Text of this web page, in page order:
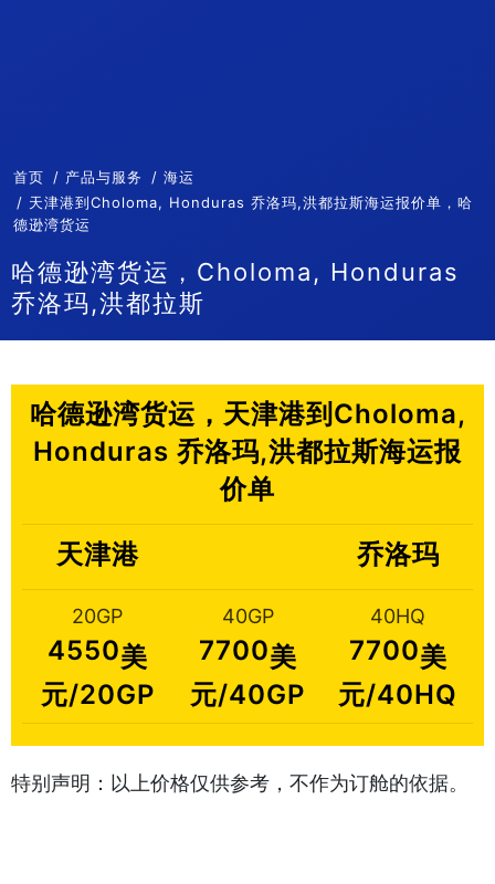
首页 产品与服务
海运
天津港到Choloma, Honduras 乔洛玛,洪都拉斯海运报价单，哈
德逊湾货运
哈德逊湾货运，Choloma, Honduras
乔洛玛,洪都拉斯
哈德逊湾货运，天津港到Choloma,
Honduras 乔洛玛,洪都拉斯海运报
价单
天津港 乔洛玛
20GP
4550美
元/20GP
40GP
7700美
元/40GP
40HQ
7700美
元/40HQ
特别声明：以上价格仅供参考，不作为订舱的依据。